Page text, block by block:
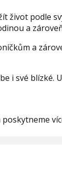
život podle
a
a
i své blízké.